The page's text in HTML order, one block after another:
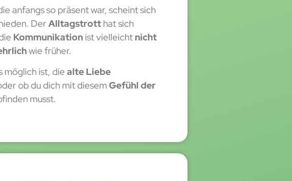
anfangs so präsent war, scheint sich
DerAlltagstrotthat sich
Kommunikationist vielleichtnicht
wie früher.
möglich ist, diealte Liebe
ob du dich mit diesemGefühl der
musst.